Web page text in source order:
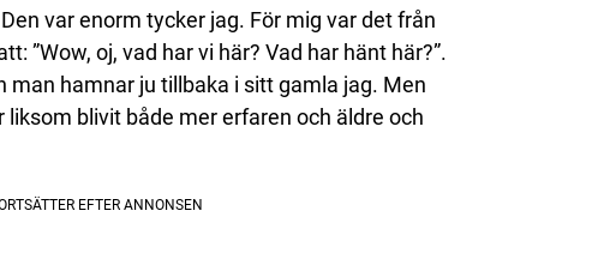
var enorm tycker jag. För mig var det från
”Wow, oj, vad har vi här? Vad har hänt här?”.
man hamnar ju tillbaka i sitt gamla jag. Men
blivit både mer erfaren och äldre och